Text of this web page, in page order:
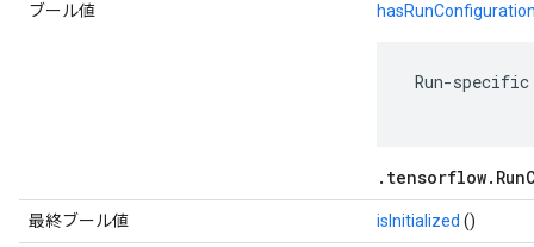
ブール値
Run-
最終ブール値 isInitialized ()